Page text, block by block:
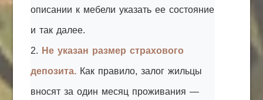
описании к мебели указать ее состояние
и так далее.
2. Не указан размер страхового
депозита. Как правило, залог жильцы
вносят за один месяц проживания —